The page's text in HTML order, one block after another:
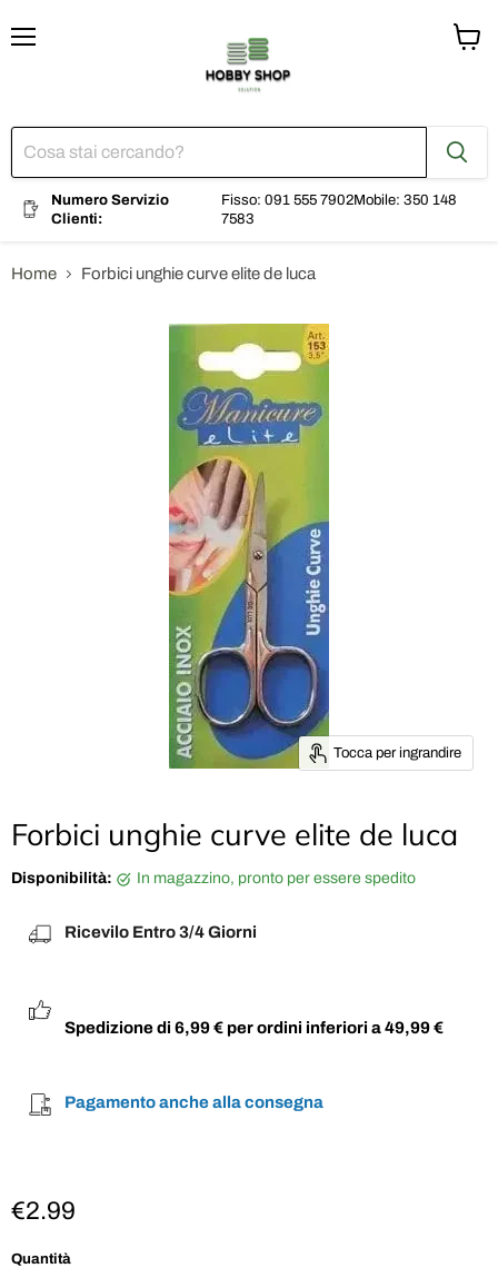
Numero Servizio
Clienti:
Fisso: 091 555 7902Mobile: 350 148
7583
Home Forbici unghie curve elite de luca
Tocca per ingrandire
Forbici unghie curve elite de luca
Disponibilità: in magazzino, pronto per essere spedito
Ricevilo Entro 3/4 Giorni
Spedizione di 6,99 € per ordini inferiori a 49,99 €
Pagamento anche alla consegna
€2.99
Quantità